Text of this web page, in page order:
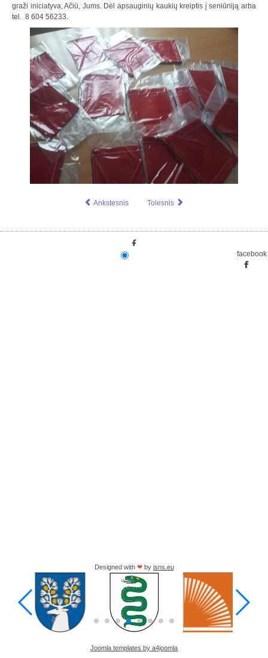
graži iniciatyva, Ačiū, Jums. Dėl apsauginių kaukių kreiptis į seniūniją arba
tel. 8 604 56233.
Ankstesnis Tolesnis
facebook
Designed with ❤by jsns.eu
Joomla templates by a4joomla